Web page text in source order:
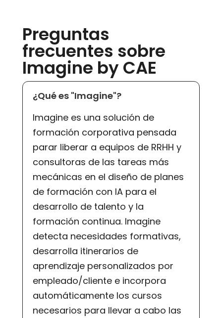
Preguntas
frecuentes sobre
Imagine by CAE
¿Qué es "Imagine"?
Imagine es una solución de
formación corporativa pensada
parar liberar a equipos de RRHH y
consultoras de las tareas más
mecánicas en el diseño de planes
de formación con IA para el
desarrollo de talento y la
formación continua. Imagine
detecta necesidades formativas,
desarrolla itinerarios de
aprendizaje personalizados por
empleado/cliente e incorpora
automáticamente los cursos
necesarios para llevar a cabo las